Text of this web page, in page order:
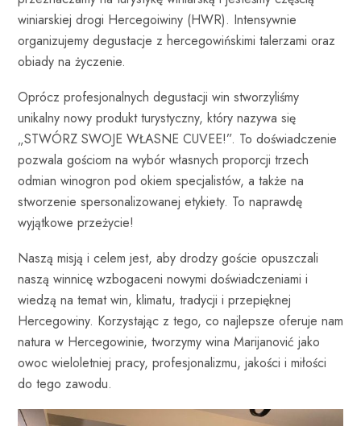
winiarskiej drogi Hercegoiwiny (HWR). Intensywnie
organizujemy degustacje z hercegowińskimi talerzami oraz
obiady na życzenie.
Oprócz profesjonalnych degustacji win stworzyliśmy
unikalny nowy produkt turystyczny, który nazywa się
„STWÓRZ SWOJE WŁASNE CUVEE!”. To doświadczenie
pozwala gościom na wybór własnych proporcji trzech
odmian winogron pod okiem specjalistów, a także na
stworzenie spersonalizowanej etykiety. To naprawdę
wyjątkowe przeżycie!
Naszą misją i celem jest, aby drodzy goście opuszczali
naszą winnicę wzbogaceni nowymi doświadczeniami i
wiedzą na temat win, klimatu, tradycji i przepięknej
Hercegowiny. Korzystając z tego, co najlepsze oferuje nam
natura w Hercegowinie, tworzymy wina Marijanović jako
owoc wieloletniej pracy, profesjonalizmu, jakości i miłości
do tego zawodu.